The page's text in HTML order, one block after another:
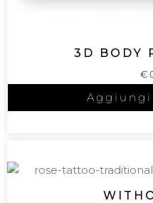
3D BODY
€